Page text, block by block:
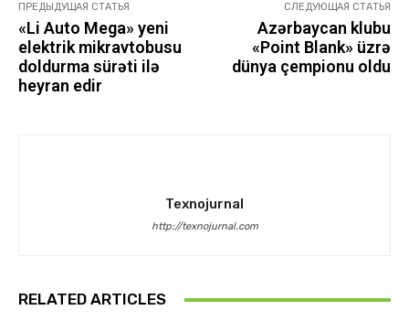
ПРЕДЫДУЩАЯ СТАТЬЯ
«Li Auto Mega» yeni
elektrik mikravtobusu
doldurma sürəti ilə
heyran edir
СЛЕДУЮЩАЯ СТАТЬЯ
Azərbaycan klubu
«Point Blank» üzrə
dünya çempionu oldu
Texnojurnal
http://texnojurnal.com
RELATED ARTICLES